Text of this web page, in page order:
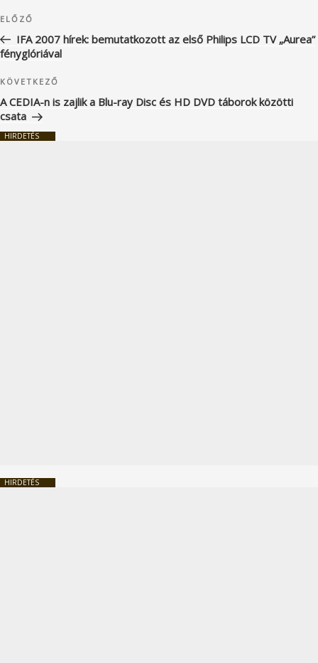
navigáció
Korábbi
bejegyzés
ELŐZŐ
IFA 2007 hírek: bemutatkozott az első Philips LCD TV „Aurea”
fényglóriával
Következő
bejegyzés
KÖVETKEZŐ
A CEDIA-n is zajlik a Blu-ray Disc és HD DVD táborok közötti
csata
HIRDETÉS
HIRDETÉS